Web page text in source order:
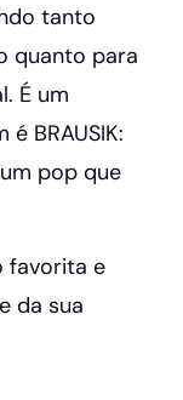
tanto
quanto para
É um
BRAUSIK:
pop que
favorita e
da sua